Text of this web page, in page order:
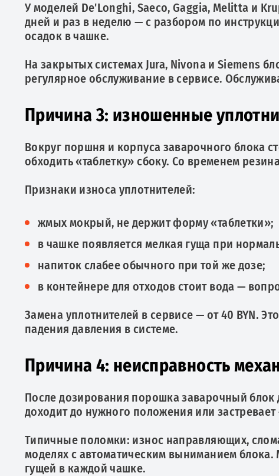
У моделей De'Longhi, Saeco, Gaggia, Melitta и
дней и раз в неделю — с разбором по
осадок в чашке.
На закрытых системах Jura, Nivona и Siemens
регулярное обслуживание в сервисе.
Причина 3: изношенные
Вокруг поршня и корпуса заварочного блока
обходить «таблетку» сбоку. Со временем
Признаки износа уплотнителей:
жмых мокрый, не держит форму «таблетки»;
в чашке появляется мелкая гуща при
напиток слабее обычного при той же дозе;
в контейнере для отходов стоит вода —
Замена уплотнителей в сервисе — от 40 BYN.
падения давления в системе.
Причина 4: неисправность
После дозирования порошка заварочный
доходит до нужного положения или
Типичные поломки: износ направляющих,
моделях с автоматическим выниманием
гущей в каждой чашке.